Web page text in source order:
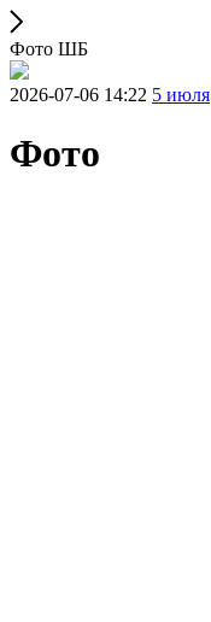
Фото ШБ
2026-07-06 14:22 5 июля
Фото